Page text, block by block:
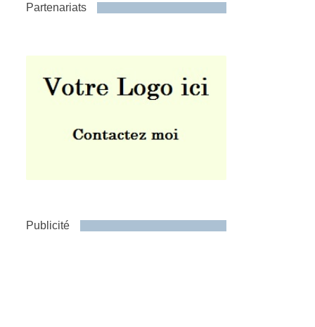
Partenariats
Publicité